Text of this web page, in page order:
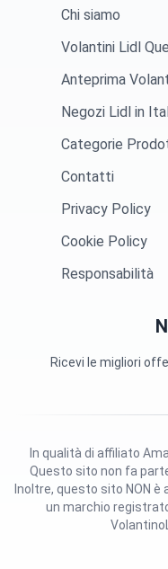
Chi siamo
Volantini Lidl
Anteprima
Negozi Lidl in
Categorie
Contatti
Privacy Policy
Cookie Policy
Responsabilità
Ricevi le migliori
Questo sito non fa
Inoltre, questo sito NON è
un marchio
In qualità di affiliato